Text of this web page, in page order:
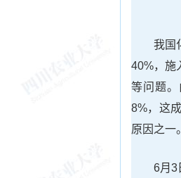
我国
40%，施
等问题
8%，这
原因之一。
6月3